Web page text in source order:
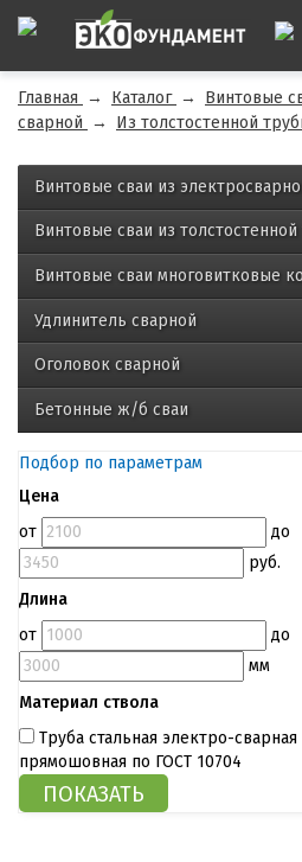
Главная → Каталог → Винтовые
сварной → Из толстостенной
Винтовые сваи из
Винтовые сваи из
Винтовые сваи многовитковые
Удлинитель сварной
Оголовок сварной
Бетонные ж/б сваи
Подбор по параметрам
Цена
от
до
руб.
Длина
от
до
мм
Материал ствола
Труба стальная электро-сварная
прямошовная по ГОСТ 10704